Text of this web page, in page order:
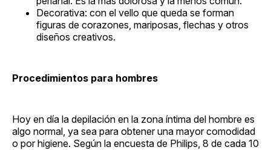
Decorativa: con el vello que queda se forman
figuras de corazones, mariposas, flechas y otros
diseños creativos.
Procedimientos para hombres
Hoy en día la depilación en la zona íntima del hombre es
algo normal, ya sea para obtener una mayor comodidad
o por higiene. Según la encuesta de Philips, 8 de cada 10